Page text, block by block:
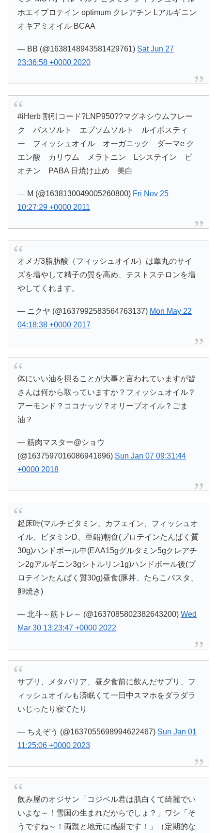
ホエイプロテイン optimum クレアチン Lアルギニン
オキアミオイル BCAA
— BB (@1638148943581429761) Sat Jun 27
23:36:58 +0000 2020
#iHerb 割引コード?LNP950??マグネシウムフレー
ク バスソルト エプソムソルト ルイボスティ
ー フィッシュオイル オーガニック ダーマe ク
エン酸 カリウム メラトニン Lシステイン ビ
オチン PABA 日焼け止め 美白
— M (@1638130049005260800) Fri Nov 25
10:27:29 +0000 2011
オメガ3脂肪酸（フィッシュオイル）は睾丸のサイ
ズを増やして精子の質を高め、テストステロンを増
やしてくれます。
— ニクヤ (@1637992583564763137) Mon May 22
04:18:38 +0000 2017
体にいい油を摂ることが大事と言われていますが皆
さんは何から取っていますか？フィッシュオイル？
アーモンド？ココナッツ？オリーブオイル？ごま
油？
— 筋肉マスター@ショウ
(@1637597016086941696) Sun Jan 07 09:31:44
+0000 2018
起床時(マルチビタミン、カフェイン、フィッシュオ
イル、ビタミンD、亜鉛)朝食(プロテインたんぱく質
30g)ハンドボール中(EAA15gグルタミン5gクレアチ
ン2gアルギニン3gシトルリン1g)ハンドボール後(プ
ロテインたんぱく質30g)昼食(豚丼、たらこパスタ、
卵焼き)
— 北斗～筋トレ～ (@1637085802382643200)Wed
Mar 30 13:23:47 +0000 2022
サプリ、メタバリア、昼夕食前に飲んだサプリ、フ
ィッシュオイルも済眠くて一日中スマホをダラダラ
いじったり寝てたり
— ちえぞう (@1637055698994622467) Sun Jan 01
11:25:06 +0000 2023
飲み屋のオジサン「コジベル君は肌白くて綺麗でい
いよな～！雪国の生まれだからでしょ？」ワシ「そ
うですね～！両親と地元に感謝です！」（定期的な